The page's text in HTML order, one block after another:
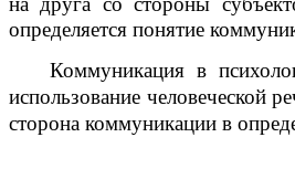
определяется понятие
Коммуникация в
использование человеческой
сторона коммуникации в